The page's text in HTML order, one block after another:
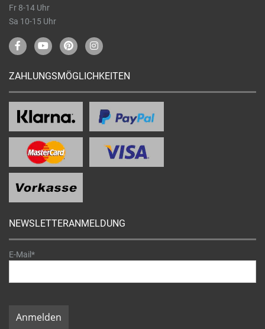
Fr 8-14 Uhr
Sa 10-15 Uhr
ZAHLUNGSMÖGLICHKEITEN
NEWSLETTERANMELDUNG
E-Mail*
Anmelden